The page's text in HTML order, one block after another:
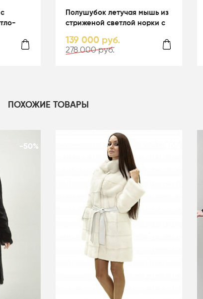
Полушубок летучая мышь из
стриженой светлой норки с
139 000 руб.
278 000 руб.
ПОХОЖИЕ ТОВАРЫ
-50%